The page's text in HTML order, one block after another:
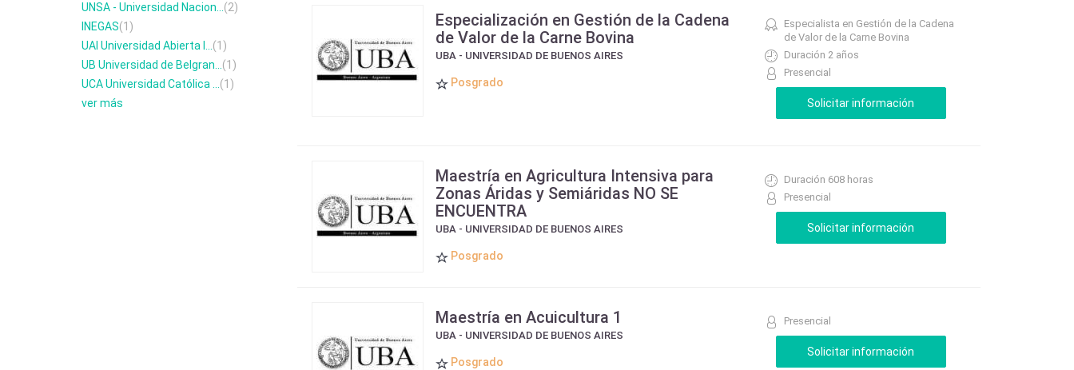
UNSA - Universidad Nacion... (2)
INEGAS(1)
UAI Universidad Abierta I... (1)
UB Universidad de Belgran... (1)
UCA Universidad Católica ... (1)
ver más
Especialización en Gestión de la Cadena
de Valor de la Carne Bovina
UBA - UNIVERSIDAD DE BUENOS AIRES
Posgrado
Especialista en Gestión de la Cadena
de Valor de la Carne Bovina
Duración 2 años
Presencial
Maestría en Agricultura Intensiva para
Zonas Áridas y Semiáridas NO SE
ENCUENTRA
UBA - UNIVERSIDAD DE BUENOS AIRES
Posgrado
Duración 608 horas
Presencial
Maestría en Acuicultura 1
UBA - UNIVERSIDAD DE BUENOS AIRES
Posgrado
Presencial